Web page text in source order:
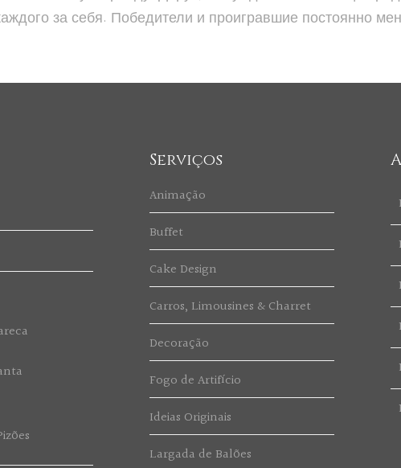
за себя. Победители и проигравшие постоянно
Serviços
Animação
Buffet
Cake Design
Carros, Limousines & Charret
Decoração
Fogo de Artifício
Ideias Originais
Largada de Balões